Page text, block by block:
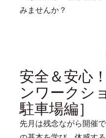
みませんか？
安全＆安心
ンワークシ
駐車場編］
先月は残念ながら開催